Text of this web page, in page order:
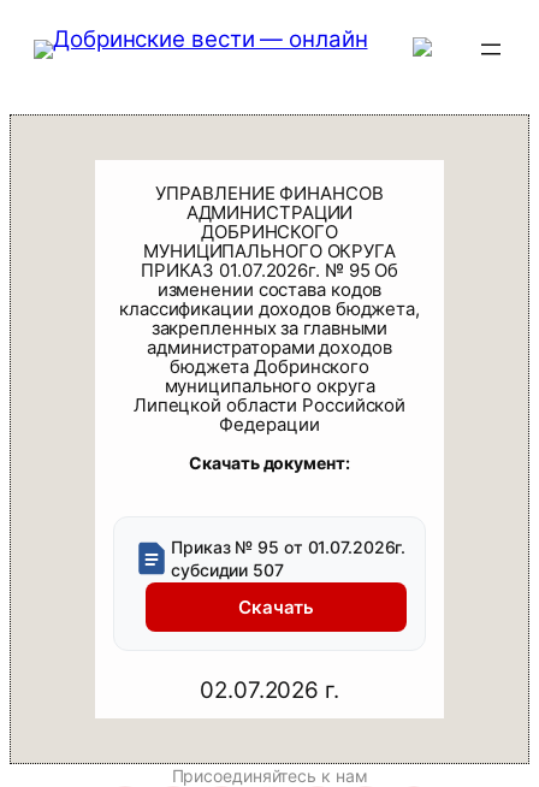
Перейти
УПРАВЛЕНИЕ ФИНАНСОВ
АДМИНИСТРАЦИИ
ДОБРИНСКОГО
МУНИЦИПАЛЬНОГО ОКРУГА
ПРИКАЗ 01.07.2026г. № 95 Об
изменении состава кодов
классификации доходов бюджета,
закрепленных за главными
администраторами доходов
бюджета Добринского
муниципального округа
Липецкой области Российской
Федерации
Скачать документ:
Приказ № 95 от 01.07.2026г.
субсидии 507
Скачать
02.07.2026 г.
Присоединяйтесь к нам